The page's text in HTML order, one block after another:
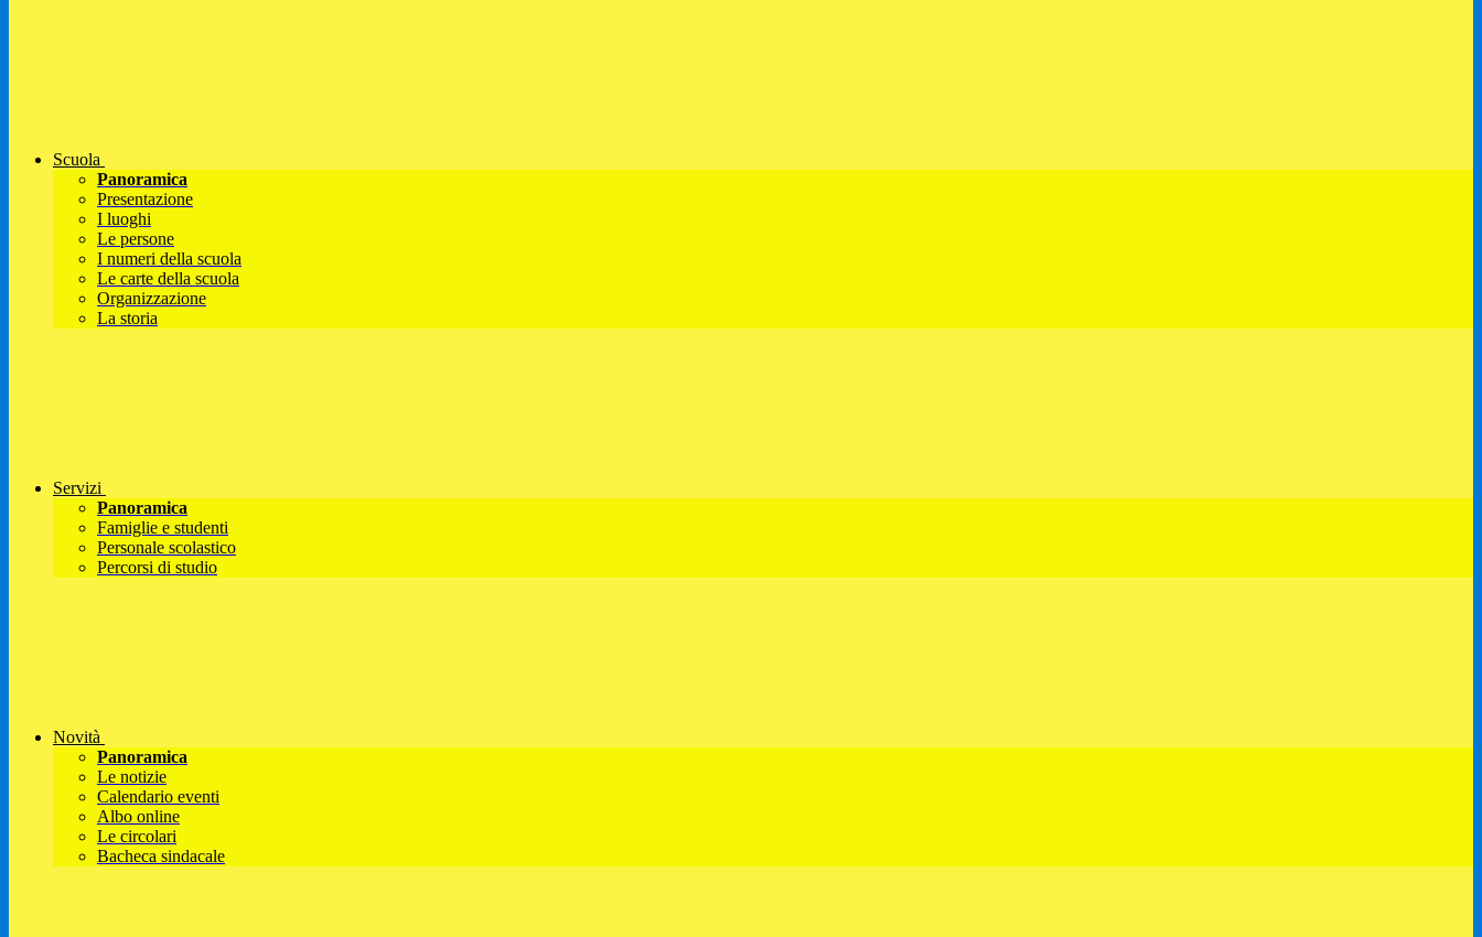
Scuola
Panoramica
Presentazione
I luoghi
Le persone
I numeri della scuola
Le carte della scuola
Organizzazione
La storia
Servizi
Panoramica
Famiglie e studenti
Personale scolastico
Percorsi di studio
Novità
Panoramica
Le notizie
Calendario eventi
Albo online
Le circolari
Bacheca sindacale